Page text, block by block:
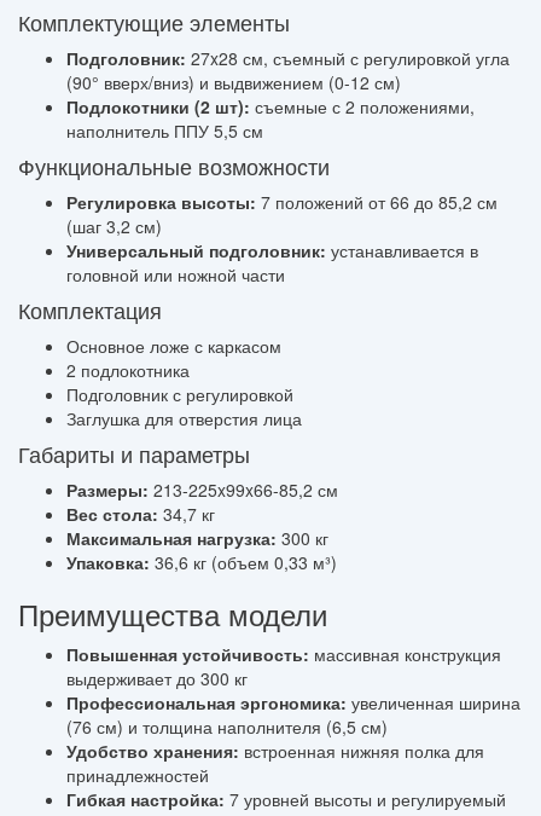
Комплектующие элементы
Подголовник: 27x28 см, съемный с регулировкой угла
(90° вверх/вниз) и выдвижением (0-12 см)
Подлокотники (2 шт): съемные с 2 положениями,
наполнитель ППУ 5,5 см
Функциональные возможности
Регулировка высоты: 7 положений от 66 до 85,2 см
(шаг 3,2 см)
Универсальный подголовник: устанавливается в
головной или ножной части
Комплектация
Основное ложе с каркасом
2 подлокотника
Подголовник с регулировкой
Заглушка для отверстия лица
Габариты и параметры
Размеры: 213-225x99x66-85,2 см
Вес стола: 34,7 кг
Максимальная нагрузка: 300 кг
Упаковка: 36,6 кг (объем 0,33 м³)
Преимущества модели
Повышенная устойчивость: массивная конструкция
выдерживает до 300 кг
Профессиональная эргономика: увеличенная ширина
(76 см) и толщина наполнителя (6,5 см)
Удобство хранения: встроенная нижняя полка для
принадлежностей
Гибкая настройка: 7 уровней высоты и регулируемый